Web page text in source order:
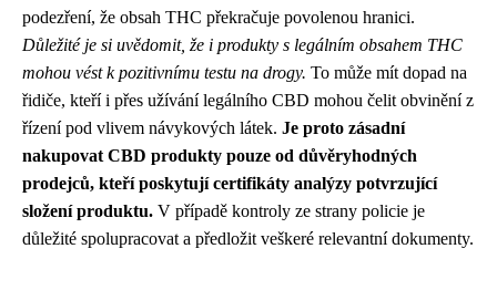
podezření, že obsah THC překračuje povolenou hranici.
Důležité je si uvědomit, že i produkty s legálním obsahem THC
mohou vést k pozitivnímu testu na drogy. To může mít dopad na
řidiče, kteří i přes užívání legálního CBD mohou čelit obvinění z
řízení pod vlivem návykových látek. Je proto zásadní
nakupovat CBD produkty pouze od důvěryhodných
prodejců, kteří poskytují certifikáty analýzy potvrzující
složení produktu. V případě kontroly ze strany policie je
důležité spolupracovat a předložit veškeré relevantní dokumenty.